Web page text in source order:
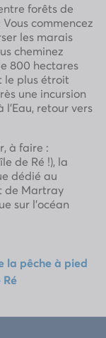
forêts de
commencez
les marais
cheminez
800 hectares
le plus étroit
une incursion
retour vers
à faire :
de Ré !), la
dédié au
de Martray
sur l’océan
la pêche à pied
Ré